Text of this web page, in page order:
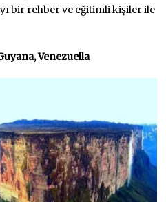
bir rehber ve eğitimli kişiler ile
Venezuella